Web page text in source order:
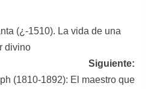
(¿-1510). La vida de una
divino
Siguiente:
(1810-1892): El maestro que